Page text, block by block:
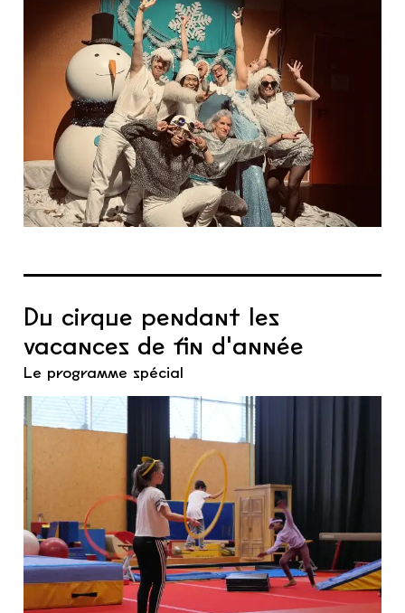
Du cirque pendant les
vacances de fin d'année
Le programme spécial